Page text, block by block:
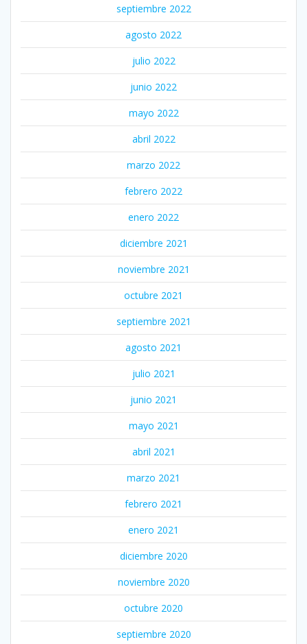
septiembre 2022
agosto 2022
julio 2022
junio 2022
mayo 2022
abril 2022
marzo 2022
febrero 2022
enero 2022
diciembre 2021
noviembre 2021
octubre 2021
septiembre 2021
agosto 2021
julio 2021
junio 2021
mayo 2021
abril 2021
marzo 2021
febrero 2021
enero 2021
diciembre 2020
noviembre 2020
octubre 2020
septiembre 2020